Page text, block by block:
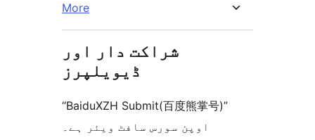
More
شراکت دار اور
ڈیویلپرز
“BaiduXZH Submit(百度熊掌号)”
اوپن سورس سافٹ ویئر ہے۔